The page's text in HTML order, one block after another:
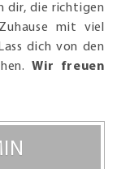
dir, die richtigen
mit viel
dich von den
Wir freuen